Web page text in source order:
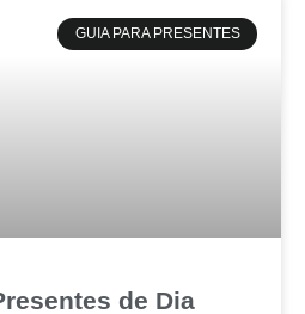
GUIA PARA PRESENTES
de Dia